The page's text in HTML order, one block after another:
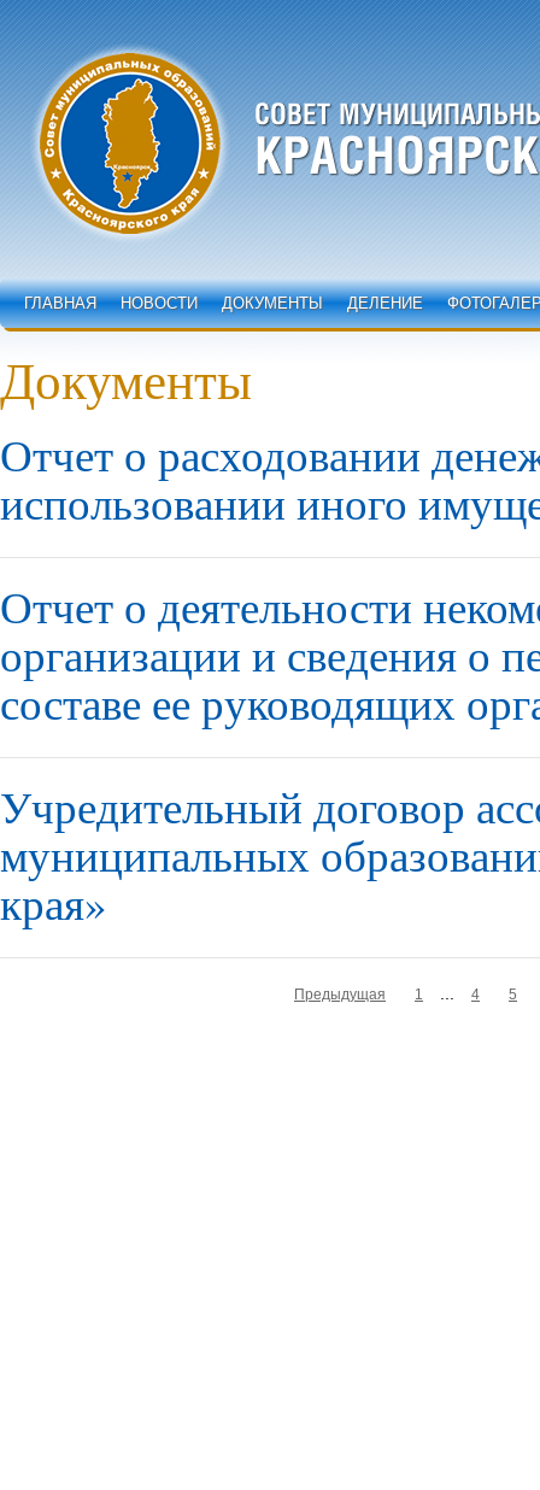
ГЛАВНАЯ НОВОСТИ ДОКУМЕНТЫ ДЕЛЕНИЕ
Документы
Отчет о расходовании
использовании иного
Отчет о деятельности
организации и сведения о
составе ее руководящих
Учредительный договор
муниципальных
края»
Предыдущая 1 4 5